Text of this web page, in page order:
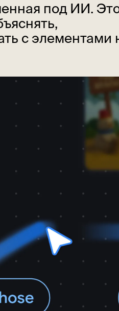
под ИИ.
с элементами